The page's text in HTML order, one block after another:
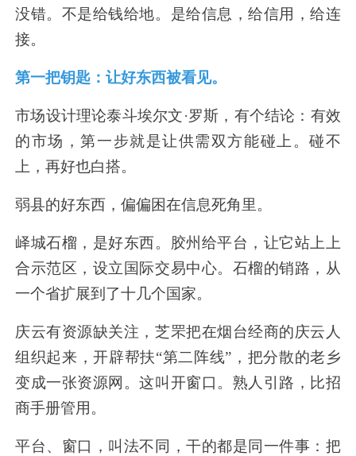
没错。不是给钱给地。是给信息，给信用，给连
接。
第一把钥匙：让好东西被看见。
市场设计理论泰斗埃尔文·罗斯，有个结论：有效
的市场，第一步就是让供需双方能碰上。碰不
上，再好也白搭。
弱县的好东西，偏偏困在信息死角里。
峄城石榴，是好东西。胶州给平台，让它站上上
合示范区，设立国际交易中心。石榴的销路，从
一个省扩展到了十几个国家。
庆云有资源缺关注，芝罘把在烟台经商的庆云人
组织起来，开辟帮扶“第二阵线” ，把分散的老乡
变成一张资源网。这叫开窗口。熟人引路，比招
商手册管用。
平台、窗口，叫法不同，干的都是同一件事：把